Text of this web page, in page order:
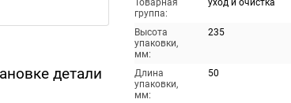
детали
Товарная
группа:
уход и очистка
Высота
упаковки,
мм:
235
Длина
упаковки,
мм:
50